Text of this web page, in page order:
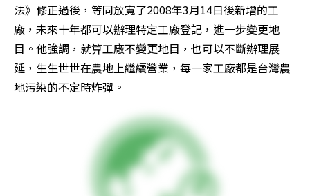
法》修正過後，等同放寬了2008年3月14日後新增的工
廠，未來十年都可以辦理特定工廠登記，進一步變更地
目。他強調，就算工廠不變更地目，也可以不斷辦理展
延，生生世世在農地上繼續營業，每一家工廠都是台灣農
地污染的不定時炸彈。